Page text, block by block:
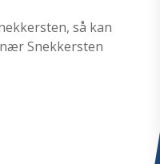
så kan
Snekkersten